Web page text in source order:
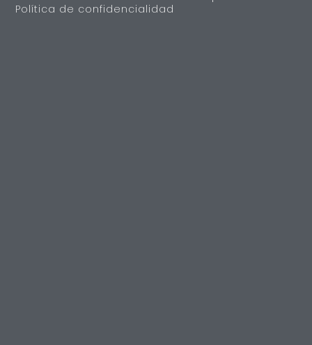
Política de confidencialidad